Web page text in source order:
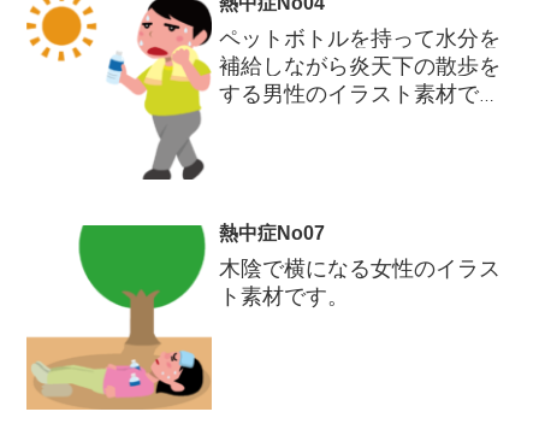
ペットボトルを持って水分を
補給しながら炎天下の散歩を
する男性のイラスト素材で
熱中症No07
木陰で横になる女性のイラス
ト素材です。